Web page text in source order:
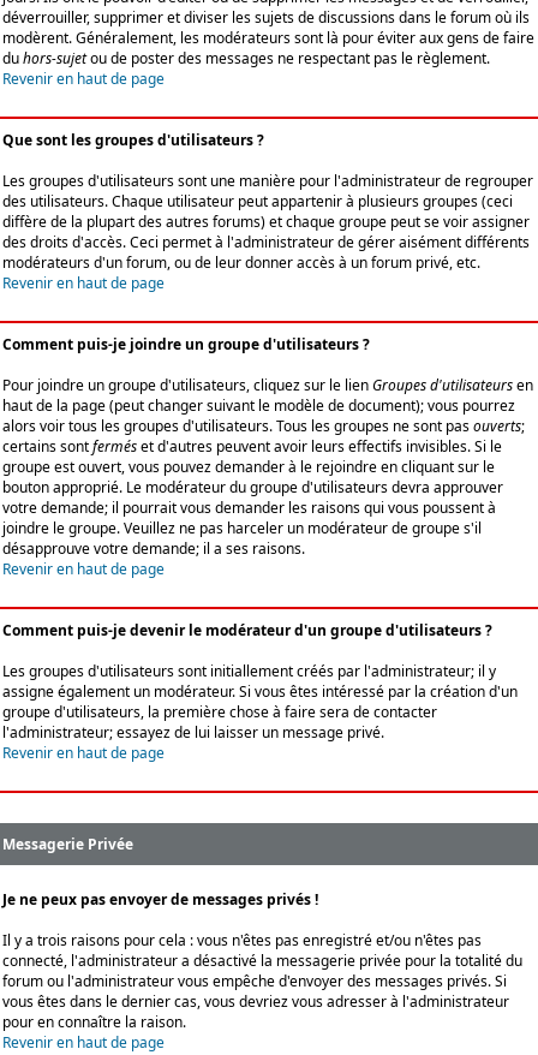
déverrouiller, supprimer et diviser les sujets de discussions dans le forum où ils
modèrent. Généralement, les modérateurs sont là pour éviter aux gens de faire
duhors-sujetou de poster des messages ne respectant pas le règlement.
Revenir en haut de page
Que sont les groupes d'utilisateurs ?
Les groupes d'utilisateurs sont une manière pour l'administrateur de regrouper
des utilisateurs. Chaque utilisateur peut appartenir à plusieurs groupes (ceci
diffère de la plupart des autres forums) et chaque groupe peut se voir assigner
des droits d'accès. Ceci permet à l'administrateur de gérer aisément différents
modérateurs d'un forum, ou de leur donner accès à un forum privé, etc.
Revenir en haut de page
Comment puis-je joindre un groupe d'utilisateurs ?
Pour joindre un groupe d'utilisateurs, cliquez sur le lienGroupes d'utilisateursen
haut de la page (peut changer suivant le modèle de document); vous pourrez
alors voir tous les groupes d'utilisateurs. Tous les groupes ne sont pasouverts;
certains sontferméset d'autres peuvent avoir leurs effectifs invisibles. Si le
groupe est ouvert, vous pouvez demander à le rejoindre en cliquant sur le
bouton approprié. Le modérateur du groupe d'utilisateurs devra approuver
votre demande; il pourrait vous demander les raisons qui vous poussent à
joindre le groupe. Veuillez ne pas harceler un modérateur de groupe s'il
désapprouve votre demande; il a ses raisons.
Revenir en haut de page
Comment puis-je devenir le modérateur d'un groupe d'utilisateurs ?
Les groupes d'utilisateurs sont initiallement créés par l'administrateur; il y
assigne également un modérateur. Si vous êtes intéressé par la création d'un
groupe d'utilisateurs, la première chose à faire sera de contacter
l'administrateur; essayez de lui laisser un message privé.
Revenir en haut de page
Messagerie Privée
Je ne peux pas envoyer de messages privés !
Il y a trois raisons pour cela : vous n'êtes pas enregistré et/ou n'êtes pas
connecté, l'administrateur a désactivé la messagerie privée pour la totalité du
forum ou l'administrateur vous empêche d'envoyer des messages privés. Si
vous êtes dans le dernier cas, vous devriez vous adresser à l'administrateur
pour en connaître la raison.
Revenir en haut de page